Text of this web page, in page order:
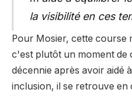
la visibilité en ces
Pour Mosier, cette
c'est plutôt un moment de
décennie après avoir aidé
inclusion, il se retrouve en